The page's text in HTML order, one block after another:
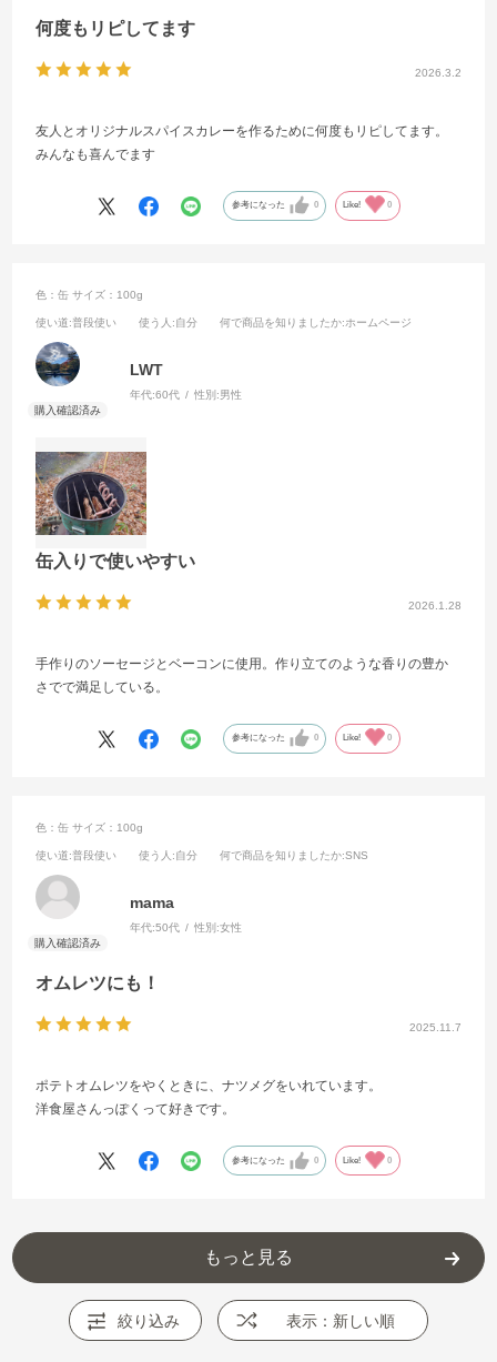
2026.3.2
何度もリピしてます
友人とオリジナルスパイスカレーを作るために何度もリピしてます。
みんなも喜んでます
参考になった 0 Like! 0
2026.1.28
缶入りで使いやすい
色：缶 サイズ：100g
使い道:普段使い 使う人 :自分 何で商品を知りましたか:ホームページ
LWT
年代:60代 性別:男性
手作りのソーセージとベーコンに使用。作り立てのような香りの豊か
さでで満足している。
参考になった 0 Like! 0
2025.11.7
オムレツにも！
色：缶 サイズ：100g
使い道:普段使い 使う人 :自分 何で商品を知りましたか:SNS
mama
年代:50代 性別:女性
ポテトオムレツをやくときに、ナツメグをいれています。
洋食屋さんっぽくって好きです。
参考になった 0 Like! 0
もっと見る
絞り込み 表示：新しい順